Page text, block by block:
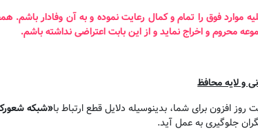
موارد فوق را تمام و کمال رعایت نموده و به آن وفادار
محروم و اخراج نماید و از این بابت اعتراضی نداشته باشم.
و لایه محافظ
افزون برای شما، بدینوسیله دلایل قطع ارتباط با«شبکه
جلوگیری به عمل آید.